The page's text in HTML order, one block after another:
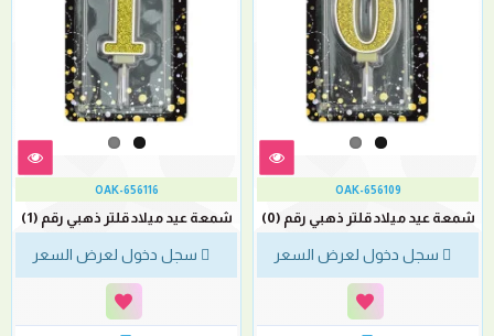
OAK-656109
شمعة عيد ميلاد قلتر ذهبي رقم (0)
سجل دخول لعرض السعر
OAK-656116
شمعة عيد ميلاد قلتر ذهبي رقم (1)
سجل دخول لعرض السعر